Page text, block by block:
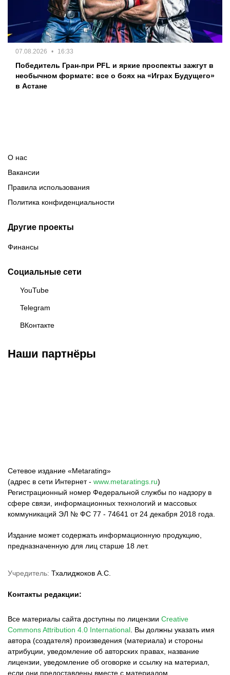
07.08.2026 16:33
Победитель Гран-при PFL и яркие проспекты зажгут в
необычном формате: все о боях на «Играх Будущего»
в Астане
О нас
Вакансии
Правила использования
Политика конфиденциальности
Другие проекты
Финансы
Социальные сети
YouTube
Telegram
ВКонтакте
Наши партнёры
Сетевое издание «Metarating»
(адрес в сети Интернет - www.metaratings.ru)
Регистрационный номер Федеральной службы по надзору в
сфере связи, информационных технологий и массовых
коммуникаций ЭЛ № ФС 77 - 74641 от 24 декабря 2018 года.
Издание может содержать информационную продукцию,
предназначенную для лиц старше 18 лет.
Учредитель: Тхалиджоков А.С.
Контакты редакции:
Все материалы сайта доступны по лицензии Creative
Commons Attribution 4.0 International Вы должны указать имя
автора (создателя) произведения (материала) и стороны
атрибуции, уведомление об авторских правах, название
лицензии, уведомление об оговорке и ссылку на материал,
если они предоставлены вместе с материалом.